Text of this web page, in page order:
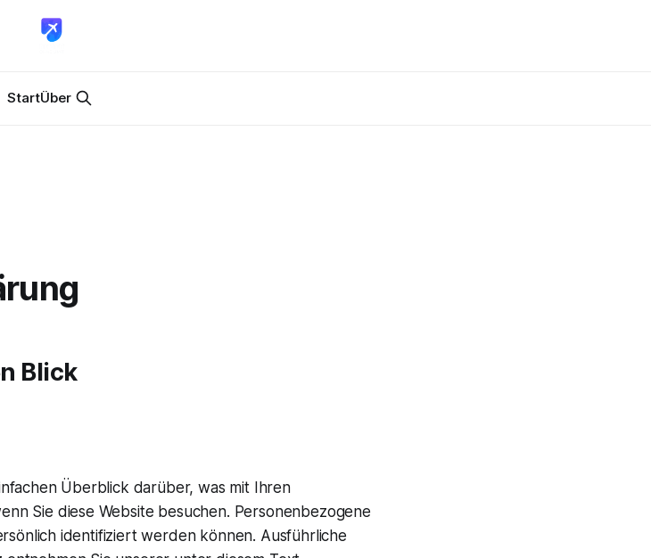
StartÜber
Blick
Überblick darüber, was mit Ihren
Sie diese Website besuchen. Personenbezogene
identifiziert werden können. Ausführliche